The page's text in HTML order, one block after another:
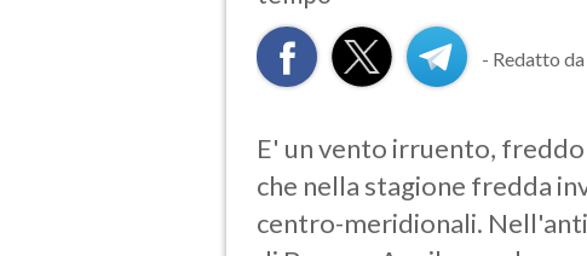
- Redatto
E' un vento irruento,
che nella stagione fredda
centro-meridionali.